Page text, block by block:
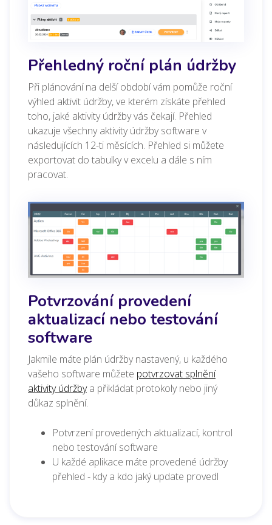
Přehledný roční plán údržby
Při plánování na delší období vám pomůže roční
výhled aktivit údržby, ve kterém získáte přehled
toho, jaké aktivity údržby vás čekají. Přehled
ukazuje všechny aktivity údržby software v
následujících 12-ti měsících. Přehled si můžete
exportovat do tabulky v excelu a dále s ním
pracovat.
Potvrzování provedení
aktualizací nebo testování
software
Jakmile máte plán údržby nastavený, u každého
vašeho software můžete potvrzovat splnění
aktivity údržbya přikládat protokoly nebo jiný
důkaz splnění.
Potvrzení provedených aktualizací, kontrol
nebo testování software
U každé aplikace máte provedené údržby
přehled - kdy a kdo jaký update provedl